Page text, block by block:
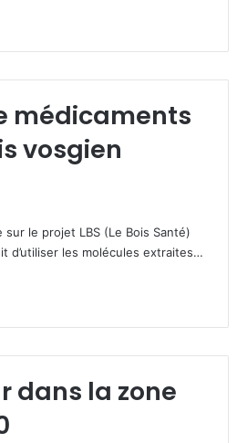
médicaments
vosgien
sur le projet LBS (Le Bois Santé)
d’utiliser les molécules extraites…
dans la zone